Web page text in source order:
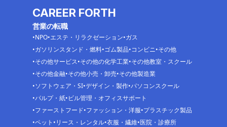
CAREER FORTH
営業の転職
NPO エステ・リラクゼーション ガス
ガソリンスタンド・燃料 ゴム製品 コンビニ その他
その他サービス その他の化学工業 その他教室・スクール
その他金融 その他小売・卸売 その他製造業
ソフトウェア・SI デザイン・製作 パソコンスクール
パルプ・紙 ビル管理・オフィスサポート
ファーストフード ファッション・洋服 プラスチック製品
ペット リース・レンタル 衣服・繊維 医院・診療所